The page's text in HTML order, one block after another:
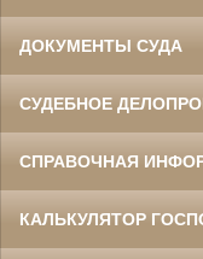
ДОКУМЕНТЫ СУДА
СУДЕБНОЕ
СПРАВОЧНАЯ
КАЛЬКУЛЯТОР